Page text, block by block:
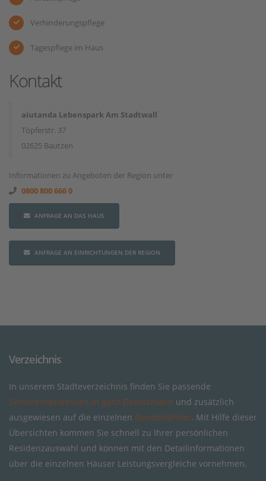
Verhinderungspflege
Tagespflege im Haus
Kontakt
aiutanda Lebenspark Am Stadtwall
Töpferstr. 37
02625 Bautzen
Informationen zu Angeboten der Region unter
0800 800 666 0
ANFRAGE AN DAS HAUS
ANFRAGE AN EINRICHTUNGEN DER REGION
Verzeichnis
In unserem Städteverzeichnis finden Sie passende
Seniorenresidenzen in ganz Deutschland und zusätzlich
ausgewiesen auf die einzelnen Bundesländer. Mit Hilfe dieser
Übersichten kommen Sie schnell zu Ihrer persönlichen
Residenzauswahl und können mit den Detailinformationen
über die einzelnen Häuser Leistungsvergleiche vornehmen.